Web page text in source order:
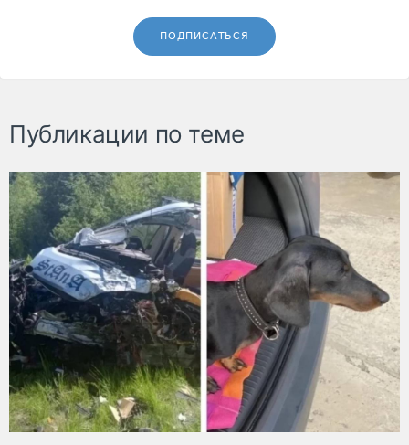
ПОДПИСАТЬСЯ
Публикации по теме